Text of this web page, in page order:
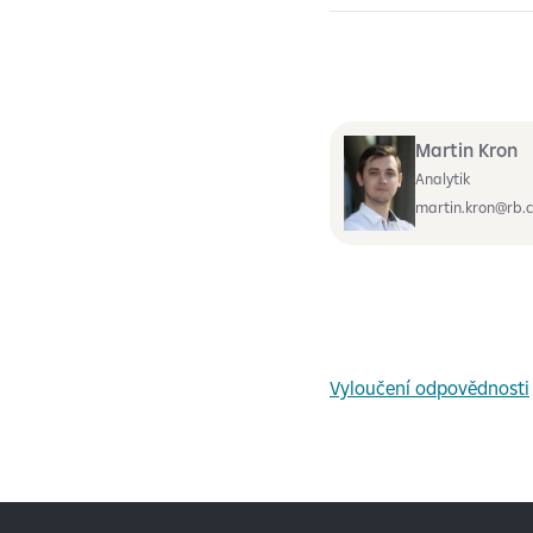
Martin Kron
Analytik
Vyloučení odpovědnosti